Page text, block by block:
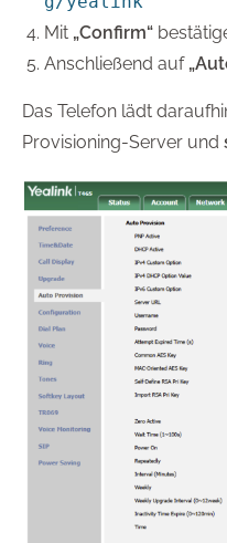
Mit „Confirm“
Anschließend auf
Das Telefon lädt
Provisioning-Server und